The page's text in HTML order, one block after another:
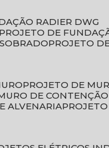
RADIER DWG
PROJETO DE
PROJETO
PROJETO DE
DE CONTENÇÃO
ALVENARIA